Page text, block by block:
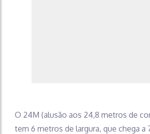
O 24M (alusão aos 24,8 metros de
tem 6 metros de largura, que chega a